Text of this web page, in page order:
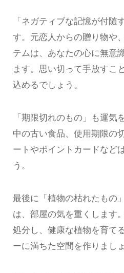
「ネガティブな記憶が付随
す。元恋人からの贈り物や
テムは、あなたの心に無意
ます。思い切って手放すこ
込めるでしょう。
「期限切れのもの」も運気
中の古い食品、使用期限の
ートやポイントカードなど
う。
最後に「植物の枯れたもの
は、部屋の気を重くします
処分し、健康な植物を育て
ーに満ちた空間を作りましょ